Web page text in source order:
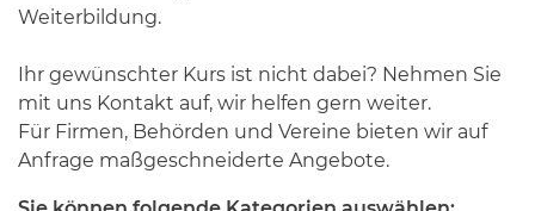
Weiterbildung.
Ihr gewünschter Kurs ist nicht dabei? Nehmen Sie
mit uns Kontakt auf, wir helfen gern weiter.
Für Firmen, Behörden und Vereine bieten wir auf
Anfrage maßgeschneiderte Angebote.